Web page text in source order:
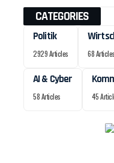
CATEGORIES
Politik
2929 Articles 68 Articles
AI & Cyber
58 Articles 45